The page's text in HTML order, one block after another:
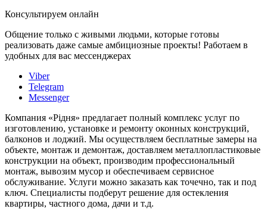
Консультируем онлайн
Общение только с живыми людьми, которые готовы
реализовать даже самые амбициозные проекты! Работаем в
удобных для вас мессенджерах
Viber
Telegram
Messenger
Компания «Рідня» предлагает полный комплекс услуг по
изготовлению, установке и ремонту оконных конструкций,
балконов и лоджий. Мы осуществляем бесплатные замеры на
объекте, монтаж и демонтаж, доставляем металлопластиковые
конструкции на объект, производим профессиональный
монтаж, вывозим мусор и обеспечиваем сервисное
обслуживание. Услуги можно заказать как точечно, так и под
ключ. Специалисты подберут решение для остекления
квартиры, частного дома, дачи и т.д.